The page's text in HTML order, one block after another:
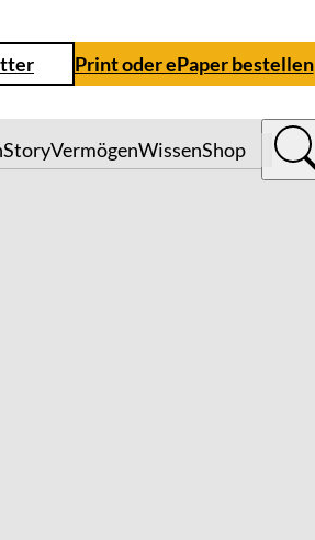
Print oder ePaper bestellen
StoryVermögenWissenShop